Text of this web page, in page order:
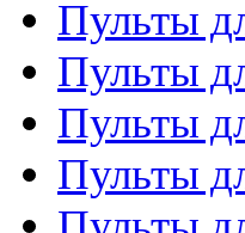
Пульты
Пульты
Пульты
Пульты